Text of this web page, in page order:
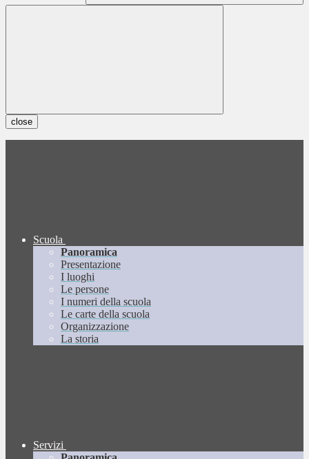
close
Scuola
Panoramica
Presentazione
I luoghi
Le persone
I numeri della scuola
Le carte della scuola
Organizzazione
La storia
Servizi